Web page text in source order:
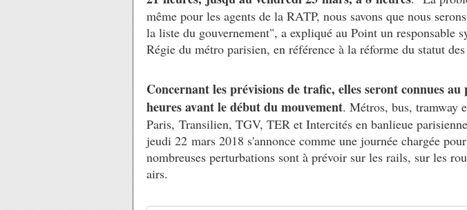
même pour les agents de la RATP, nous savons que nous
la liste du gouvernement", a expliqué au Point un responsable
Régie du métro parisien, en référence à la réforme du statut
Concernant les prévisions de trafic, elles seront connues
heures avant le début du mouvement. Métros, bus, tramway
Paris, Transilien, TGV, TER et Intercités en banlieue
jeudi 22 mars 2018 s'annonce comme une journée chargée
nombreuses perturbations sont à prévoir sur les rails, sur les
airs.